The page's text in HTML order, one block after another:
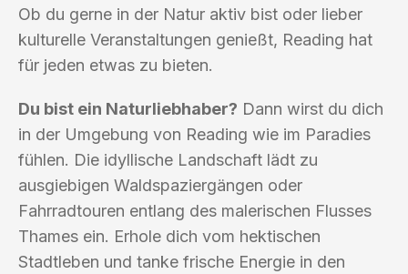
Ob du gerne in der Natur aktiv bist oder lieber
kulturelle Veranstaltungen genießt, Reading hat
für jeden etwas zu bieten.
Du bist ein Naturliebhaber? Dann wirst du dich
in der Umgebung von Reading wie im Paradies
fühlen. Die idyllische Landschaft lädt zu
ausgiebigen Waldspaziergängen oder
Fahrradtouren entlang des malerischen Flusses
Thames ein. Erhole dich vom hektischen
Stadtleben und tanke frische Energie in den